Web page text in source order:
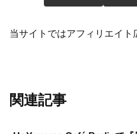
当サイトではアフィリエイト
関連記事